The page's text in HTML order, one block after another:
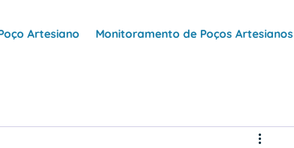
Artesiano Monitoramento de Poços Artesianos